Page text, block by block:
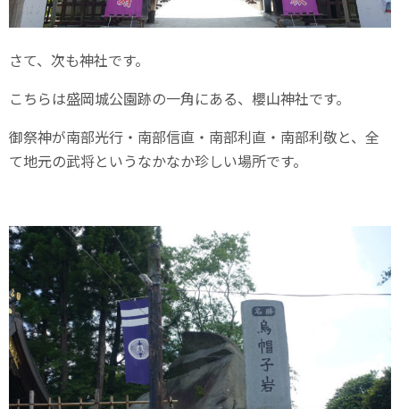
さて、次も神社です。
こちらは盛岡城公園跡の一角にある、櫻山神社です。
御祭神が南部光行・南部信直・南部利直・南部利敬と、全
て地元の武将というなかなか珍しい場所です。